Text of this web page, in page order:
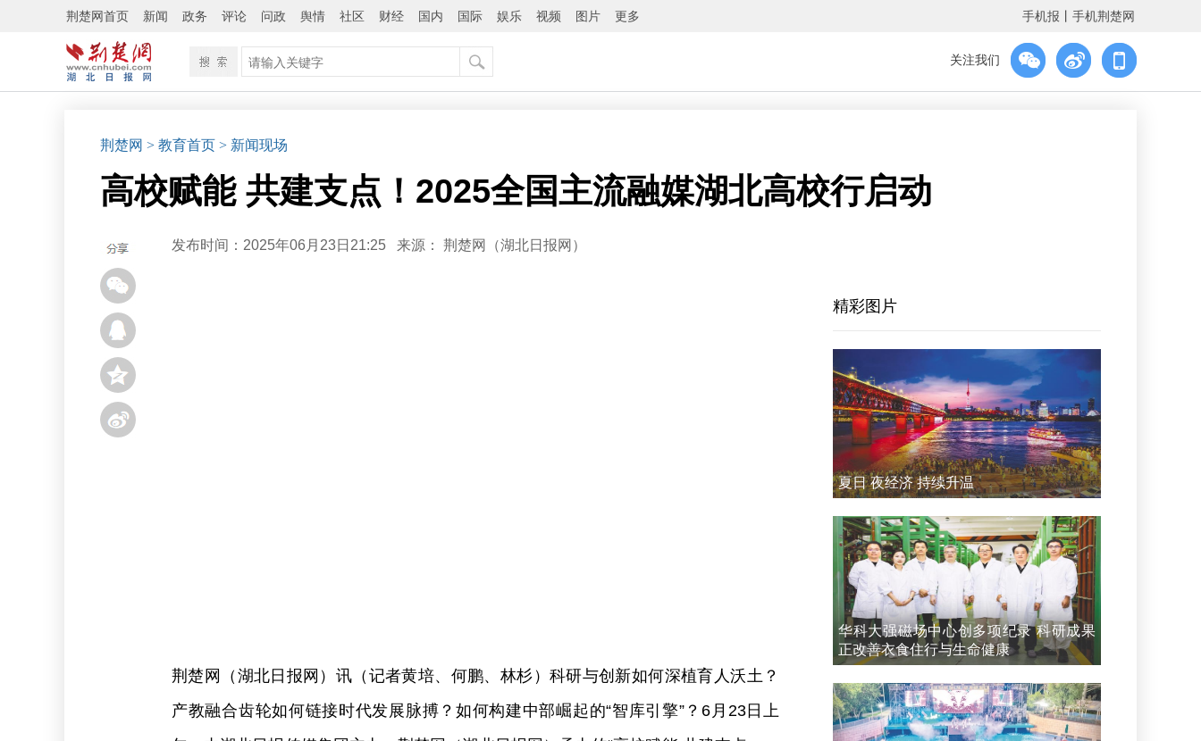
荆楚网首页 新闻 政务 评论 问政 舆情 社区 财经 国内 国际 娱乐 视频 图片 更多 手机报 手机荆楚网
关注我们
荆楚网 > 教育首页 > 新闻现场
高校赋能 共建支点！2025全国主流融媒湖北高校行启动
发布时间：2025年06月23日21:25 来源： 荆楚网（湖北日报网）
荆楚网（湖北日报网）讯（记者黄培、何鹏、林杉）科研与创新如何深植育人沃土？
产教融合齿轮如何链接时代发展脉搏？如何构建中部崛起的“智库引擎”？6月23日上
精彩图片
夏日 夜经济 持续升温
华科大强磁场中心创多项纪录 科研成果
正改善衣食住行与生命健康